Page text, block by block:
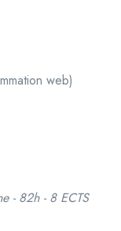
web)
- 82h - 8 ECTS